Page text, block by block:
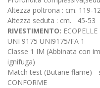
Altezza poltrona : cm. 119-
Altezza seduta : cm. 45-53
RIVESTIMENTO: ECOPELLE
UNI 9175 UNI9175/FA 1
Classe 1 IM (Abbinata con
ignifuga)
Match test (Butane flame) -
CONFORME